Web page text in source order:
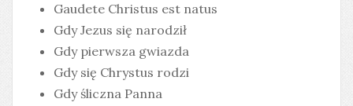
Gaudete Christus est natus
Gdy Jezus się narodził
Gdy pierwsza gwiazda
Gdy się Chrystus rodzi
Gdy śliczna Panna